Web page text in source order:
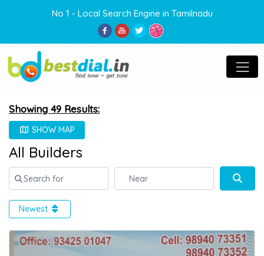
No 1 - Local Search Engine in Tamilnadu
Showing 49 Results:
SHOW MAP
All Builders
Search for Near
Newest